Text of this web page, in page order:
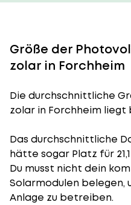
Größe der
zolar in Forchheim
Die durchschnittliche
zolar in Forchheim liegt
Das durchschnittliche
hätte sogar Platz für
Du musst nicht dein
Solarmodulen belegen,
Anlage zu betreiben.